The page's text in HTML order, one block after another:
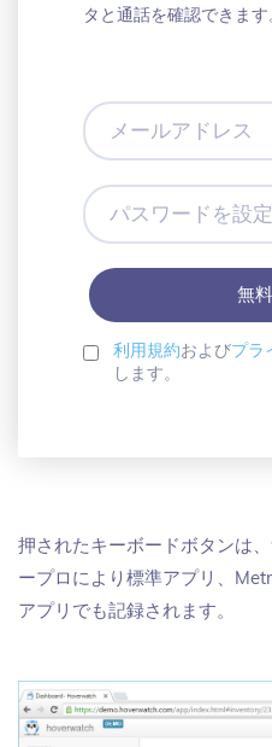
タと通話を確認できます
メ
ー
ル
ア
レ
パ
ス
ワ
ー
ド
を
設
利用規約およびプラ
します。
押されたキーボードボタンは
ープロにより標準アプリ、
アプリでも記録されます。